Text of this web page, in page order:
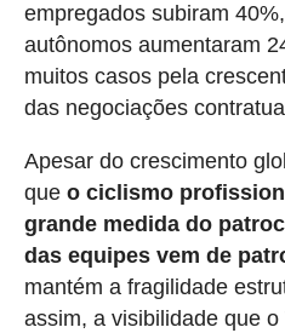
empregados subiram
autônomos aumentaram
muitos casos pela
das negociações
Apesar do crescimento
que o ciclismo
grande medida do
das equipes vem de
mantém a fragilidade
assim, a visibilidade que